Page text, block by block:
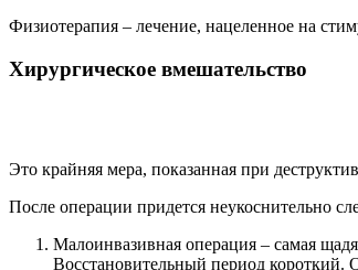
Физиотерапия – лечение, нацеленное на
Хирургическое вмешательство
Это крайняя мера, показанная при
После операции придется неукоснительно
Малоинвазивная операция – самая
Восстановительный период